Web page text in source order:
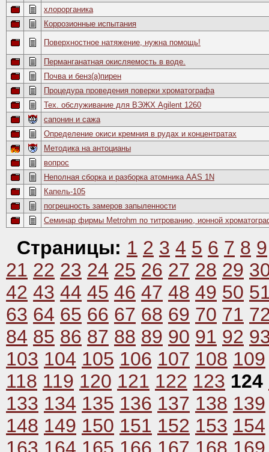
хлорорганика
Коррозионные испытания
Поверхностное натяжение, нужна помощь!
Перманганатная окисляемость в воде.
Почва и бенз(а)пирен
Процедура проведения поверки хроматографа
Тех. обслуживание для ВЭЖХ Agilent 1260
сапонин и сажа
Определение окиси кремния в рудах и концентратах
Методика на антоцианы
вопрос
Неполная сборка и разборка атомника AAS 1N
Капель-105
погрешность замеров запыленности
Семинар фирмы Metrohm по титрованию, ионной
Страницы: 1 2 3 4 5 6 7 8 9
21 22 23 24 25 26 27 28 29
42 43 44 45 46 47 48 49 50
63 64 65 66 67 68 69 70 71
84 85 86 87 88 89 90 91 92
103 104 105 106 107 108 109
118 119 120 121 122 123 124
133 134 135 136 137 138 139
148 149 150 151 152 153 154